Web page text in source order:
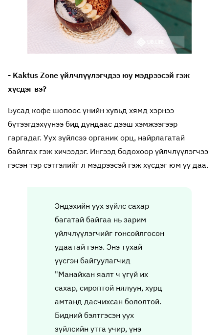
- Kaktus Zone үйлчлүүлэгчдээ юу мэдрээсэй гэж
хүсдэг вэ?
Бусад кофе шопоос үнийн хувьд хямд хэрнээ
бүтээгдэхүүнээ бид дундаас дээш хэмжээгээр
гаргадаг. Уух зүйлсээ органик орц, найрлагатай
байлгах гэж хичээдэг. Ингээд бодохоор үйлчлүүлэгчээ
гэсэн тэр сэтгэлийг л мэдрээсэй гэж хүсдэг юм уу даа.
Эндэхийн уух зүйлс сахар
багатай байгаа нь зарим
үйлчлүүлэгчийг гонсойлгосон
удаатай гэнэ. Энэ тухай
үүсгэн байгуулагчид
"Манайхан яалт ч үгүй их
сахар, сироптой нялуун, хурц
амтанд дасчихсан бололтой.
Бидний бэлтгэсэн уух
зүйлсийн утга учир, үнэ